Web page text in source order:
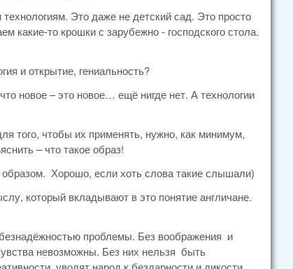
Это даже не детский сад. Это просто
какие-то крошки с зарубежно - господского стола.
и открытие, гениальность?
новое – это новое… ещё нигде нет. А технологии
того, чтобы их применять, нужно, как минимум,
– что такое образ!
Хорошо, если хоть слова такие слышали)
который вкладывают в это понятие англичане.
проблемы. Без воображения и
невозможны. Без них нельзя быть